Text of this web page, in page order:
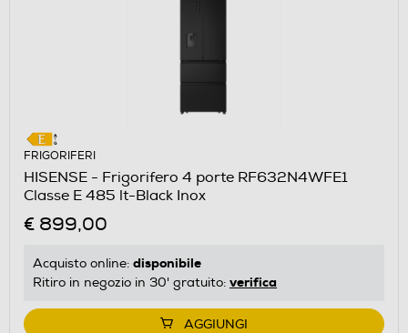
FRIGORIFERI
HISENSE - Frigorifero 4 porte RF632N4WFE1
Classe E 485 lt-Black Inox
€ 899,00
Acquisto online: disponibile
Ritiro in negozio in 30' gratuito: verifica
AGGIUNGI